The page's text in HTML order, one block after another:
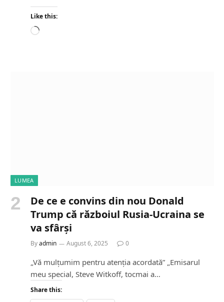
Like this:
L
LUMEA
De ce e convins din nou Donald
Trump că războiul Rusia-Ucraina se
va sfârși
Byadmin August 6, 2025 0
„Vă mulțumim pentru atenția acordată” „Emisarul
meu special, Steve Witkoff, tocmai a…
Share this: